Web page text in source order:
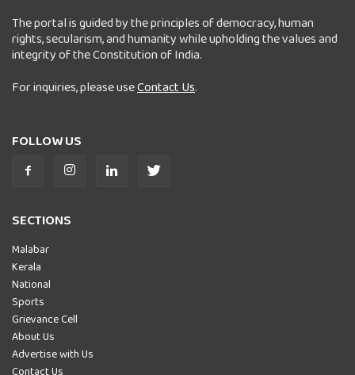
The portal is guided by the principles of democracy, human
rights, secularism, and humanity while upholding the values and
integrity of the Constitution of India.
For inquiries, please useContact Us.
FOLLOW US
SECTIONS
Malabar
Kerala
National
Sports
Grievance Cell
About Us
Advertise with Us
Contact Us